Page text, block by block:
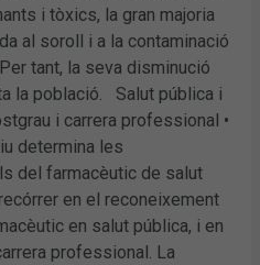
i tòxics, la gran majoria
al soroll i a la contaminació
tant, la seva disminució
la població. Salut pública i
i carrera professional •
determina les
del farmacèutic de salut
en el reconeixement
en salut pública, i en
professional. La